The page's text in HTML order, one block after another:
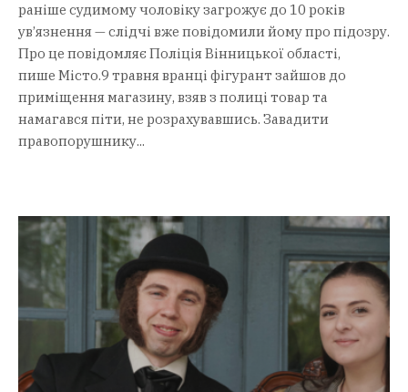
раніше судимому чоловіку загрожує до 10 років
ув’язнення — слідчі вже повідомили йому про підозру.
Про це повідомляє Поліція Вінницької області,
пише Місто.9 травня вранці фігурант зайшов до
приміщення магазину, взяв з полиці товар та
намагався піти, не розрахувавшись. Завадити
правопорушнику...